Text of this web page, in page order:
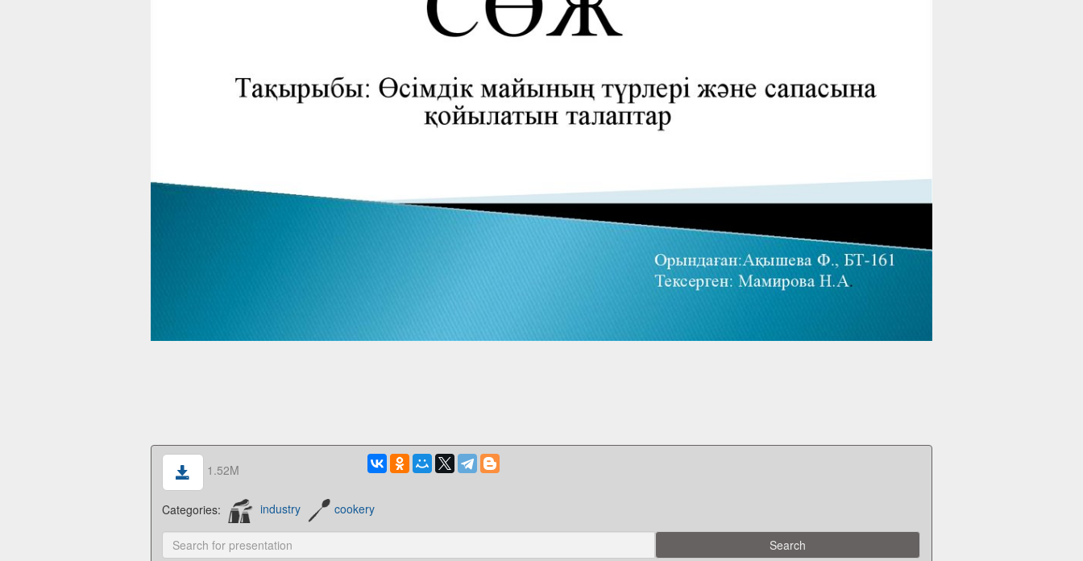
1.52M
Categories: industry cookery